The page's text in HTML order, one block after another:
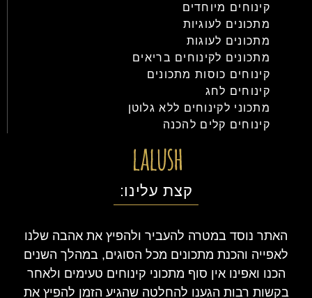
קינוחים מיוחדים
מתכונים לעוגיות
מתכונים לעוגות
מתכונים לקינוחים בריאים
קינוחים כוסות מתכונים
קינוחים לחג
מתכוני לקינוחים ללא גלוטן
קינוחים קלים להכנה
קצת עלינו:
האתר נוסד במטרה להעביר ולהפיץ את אהבה שלנו
לאפייה והכנת מתכונים מכל הסוגים, במהלך השנים
הכנו ואפינו אין סוף מתכוני קינוחים טעימים ולאחר
בקשות רבות הגענו להחלטה שהגיע הזמן להפיץ את